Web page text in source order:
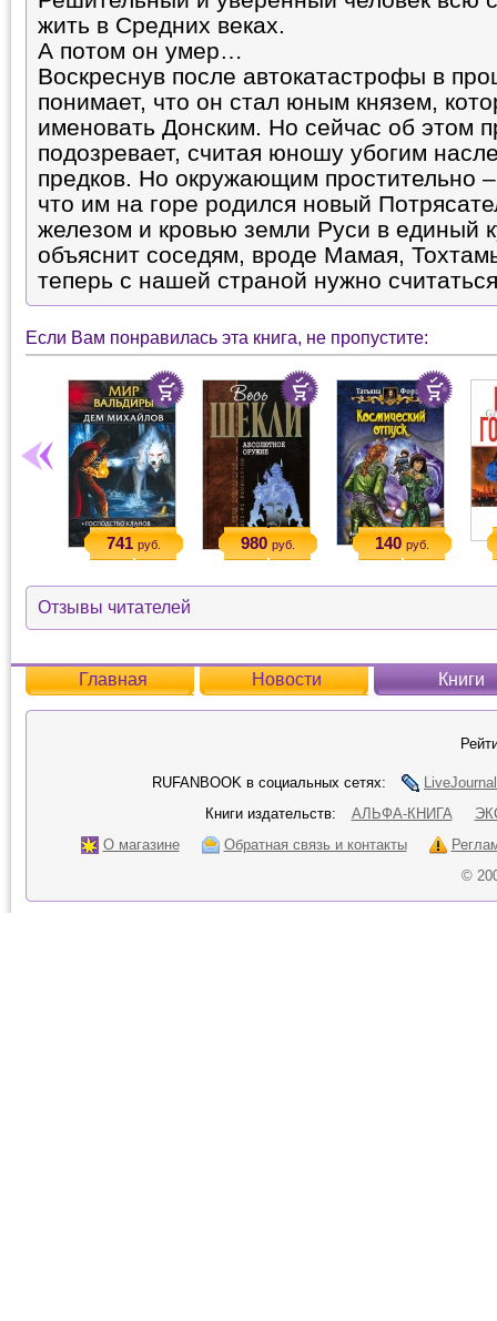
жить в Средних веках.
А потом он умер…
Воскреснув после автокатастрофы в
понимает, что он стал юным князем,
именовать Донским. Но сейчас об этом
подозревает, считая юношу убогим
предков. Но окружающим простительно
что им на горе родился новый
железом и кровью земли Руси в единый
объяснит соседям, вроде Мамая,
теперь с нашей страной нужно
Если Вам понравилась эта книга, не пропустите:
741 руб. 980 руб. 140 руб.
Отзывы читателей
Главная Новости Книги
RUFANBOOK в социальных сетях:
LiveJournal
Книги издательств:
АЛЬФА-КНИГА
О магазине
Обратная связь и контакты
©